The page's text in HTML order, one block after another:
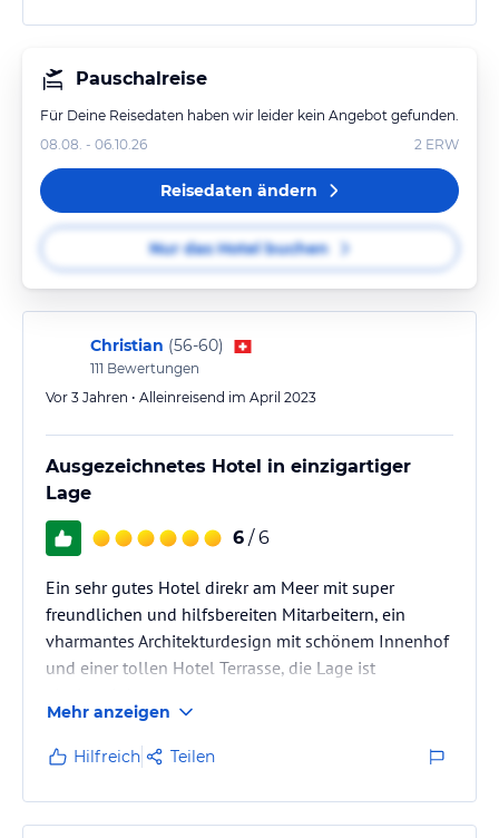
Pauschalreise
Für Deine Reisedaten haben wir leider kein Angebot gefunden.
08.08. - 06.10.26
2 ERW
Reisedaten ändern
Nur das Hotel buchen
Christian (56-60)
111 Bewertungen
Vor 3 Jahren • Alleinreisend im April 2023
Ausgezeichnetes Hotel in einzigartiger
Lage
6 / 6
Ein sehr gutes Hotel direkr am Meer mit super
freundlichen und hilfsbereiten Mitarbeitern, ein
vharmantes Architekturdesign mit schönem Innenhof
und einer tollen Hotel Terrasse, die Lage ist
Mehr anzeigen
Hilfreich Teilen